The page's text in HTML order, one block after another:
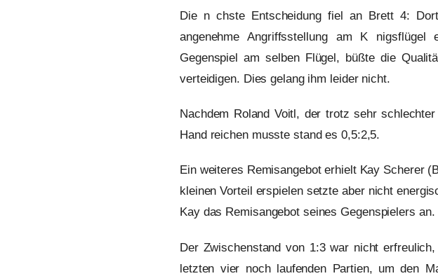
Die n chste Entscheidung fiel an Brett 4:
angenehme Angriffsstellung am K
Gegenspiel am selben Flügel, büßte die
verteidigen. Dies gelang ihm leider nicht.
Nachdem Roland Voitl, der trotz sehr
Hand reichen musste stand es 0,5:2,5.
Ein weiteres Remisangebot erhielt Kay Scherer
kleinen Vorteil erspielen setzte aber nicht
Kay das Remisangebot seines Gegenspielers an.
Der Zwischenstand von 1:3 war nicht
letzten vier noch laufenden Partien, um den